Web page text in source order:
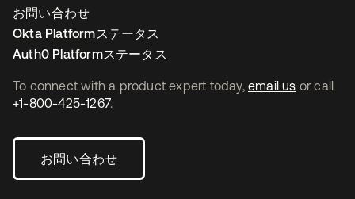
To connect with a product expert today, email us or call
+1-800-425-1267.
お問い合わせ
お問い合わせ
Okta Platformステータス
Auth0 Platformステータス